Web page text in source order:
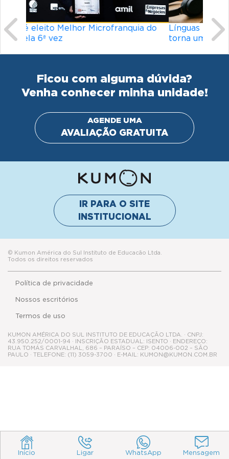
Início Ligar WhatsApp Mensagem
Línguas mais difíceis do mundo: o que
torna um idioma desafiador?
Ficou com alguma dúvida?
Venha conhecer minha unidade!
AGENDE UMA
AVALIAÇÃO GRATUITA
IR PARA O SITE
INSTITUCIONAL
© Kumon América do Sul Instituto de Educacão Ltda.
Todos os direitos reservados
Política de privacidade
Termos de uso
Nossos escritórios
KUMON AMÉRICA DO SUL INSTITUTO DE EDUCAÇÃO LTDA. · CNPJ:
43.950.252/0001-94 · INSCRIÇÃO ESTADUAL: ISENTO · ENDEREÇO:
RUA TOMÁS CARVALHAL, 686 – PARAÍSO – CEP: 04006-002 – SÃO
PAULO · TELEFONE: (11) 3059-3700 · E-MAIL: KUMON@KUMON.COM.BR